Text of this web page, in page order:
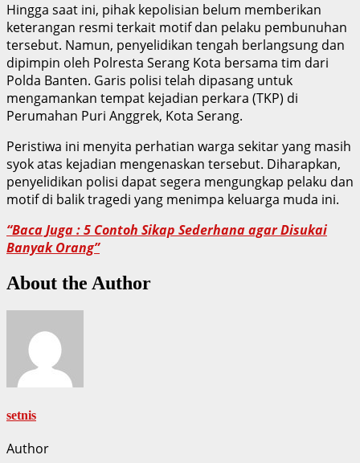
Hingga saat ini, pihak kepolisian belum memberikan
keterangan resmi terkait motif dan pelaku pembunuhan
tersebut. Namun, penyelidikan tengah berlangsung dan
dipimpin oleh Polresta Serang Kota bersama tim dari
Polda Banten. Garis polisi telah dipasang untuk
mengamankan tempat kejadian perkara (TKP) di
Perumahan Puri Anggrek, Kota Serang.
Peristiwa ini menyita perhatian warga sekitar yang masih
syok atas kejadian mengenaskan tersebut. Diharapkan,
penyelidikan polisi dapat segera mengungkap pelaku dan
motif di balik tragedi yang menimpa keluarga muda ini.
“Baca Juga : 5 Contoh Sikap Sederhana agar Disukai
Banyak Orang”
About the Author
setnis
Author